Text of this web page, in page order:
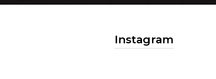
Instagram